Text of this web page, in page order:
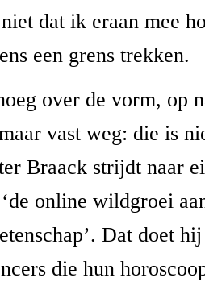
dat ik eraan mee
een grens trekken.
over de vorm, op
vast weg: die is
Braack strijdt naar
online wildgroei
Dat doet
die hun